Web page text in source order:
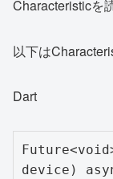
Characteristicを
以下は
Dart
device)